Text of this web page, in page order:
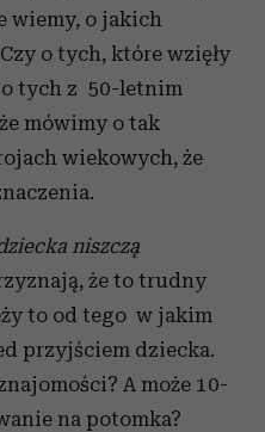
wiemy, o jakich
o tych, które wzięły
o tych z 50-letnim
mówimy o tak
wiekowych, że
niszczą
że to trudny
to od tego w jakim
przyjściem dziecka.
A może 10-
na potomka?